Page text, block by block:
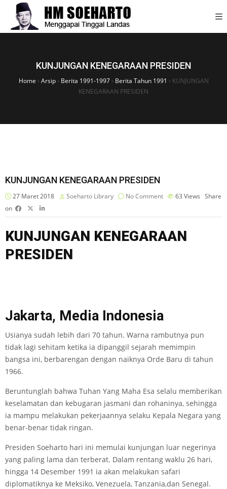
KUNJUNGAN KENEGARAAN PRESIDEN
Home › Arsip› Berita 1991-1997› Berita Tahun 1991 › KUNJUNGAN
KENEGARAAN PRESIDEN
KUNJUNGAN KENEGARAAN PRESIDEN
27 Maret 2018 Soeharto Library No Comment 63 Views Share
on
KUNJUNGAN KENEGARAAN
PRESIDEN
Jakarta, Media Indonesia
Usianya sudah lebih dari 70 tahun. Warna rambutnya pun
tidak lagi sehitam ketika ia dipanggil sejarah memimpin
bangsa ini, berbarengan dengan naiknya Orde Baru di tahun
1966.
Beruntunglah bahwa Tuhan Yang Maha Esa selalu memberikan
keselamatan dan kebugaran jasmani dan rohaninya, sehingga
ia mampu melakukan pekerjaannya selaku Kepala Negara yang
benar-benar tidak ringan.
Presiden Soeharto hari ini memulai kunjungan luar negerinya
yang paling lama dan terberat. Dalam rentang waklu 26 hari,
hingga 14 Desember 1991 ia akan melakukan safari
diplomatiknya ke Meksiko, Venezuela, Tanzania,dan Senegal.